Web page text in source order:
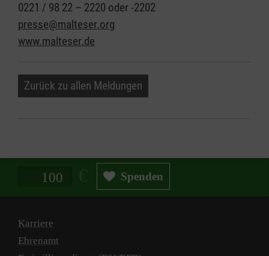
0221 / 98 22 – 2220 oder -2202
presse@malteser.org
www.malteser.de
Zurück zu allen Meldungen
Spendenbetrag in Euro Spenden
Karriere
Ehrenamt